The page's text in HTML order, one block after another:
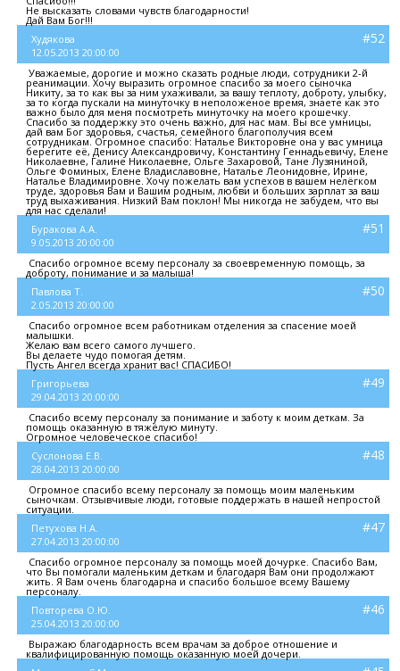
Не высказать словами чувств благодарности!
Дай Вам Бог!!!
Худякова
12.05.2013 20:00:00
#52
Уважаемые, дорогие и можно сказать родные люди, сотрудники 2-й
реанимации. Хочу выразить огромное спасибо за моего сыночка
Никиту, за то как вы за ним ухаживали, за вашу теплоту, доброту, улыбку,
за то когда пускали на минуточку в неположеное время, знаете как это
важно было для меня посмотреть минуточку на моего крошечку.
Спасибо за поддержку это очень важно, для нас мам. Вы все умницы,
дай вам Бог здоровья, счастья, семейного благополучия всем
сотрудникам. Огромное спасибо: Наталье Викторовне она у вас умница
берегите её, Денису Александровичу, Константину Геннадьевичу, Елене
Николаевне, Галине Николаевне, Ольге Захаровой, Тане Лузяниной,
Ольге Фоминых, Елене Владиславовне, Наталье Леонидовне, Ирине,
Наталье Владимировне. Хочу пожелать вам успехов в вашем нелёгком
труде, здоровья Вам и Вашим родным, любви и больших зарплат за ваш
труд выхаживания. Низкий Вам поклон! Мы никогда не забудем, что вы
для нас сделали!
Буракова А.А.
9.05.2013 20:00:00
#51
Спасибо огромное всему персоналу за своевременную помощь, за
доброту, понимание и за малыша!
Павлова Т.
2.05.2013 20:00:00
#50
Спасибо огромное всем работникам отделения за спасение моей
малышки.
Желаю вам всего самого лучшего.
Вы делаете чудо помогая детям.
Пусть Ангел всегда хранит вас! СПАСИБО!
Григорьева
29.04.2013 20:00:00
#49
Спасибо всему персоналу за понимание и заботу к моим деткам. За
помощь оказанную в тяжёлую минуту.
Огромное человеческое спасибо!
Суслонова Е.В.
28.04.2013 20:00:00
#48
Огромное спасибо всему персоналу за помощь моим маленьким
сыночкам. Отзывчивые люди, готовые поддержать в нашей непростой
ситуации.
Петухова Н.А.
27.04.2013 20:00:00
#47
Спасибо огромное персоналу за помощь моей дочурке. Спасибо Вам,
что Вы помогали маленьким деткам и благодаря Вам они продолжают
жить. Я Вам очень благодарна и спасибо большое всему Вашему
персоналу.
Повторева О.Ю.
25.04.2013 20:00:00
#46
Выражаю благодарность всем врачам за доброе отношение и
квалифицированную помощь оказанную моей дочери.